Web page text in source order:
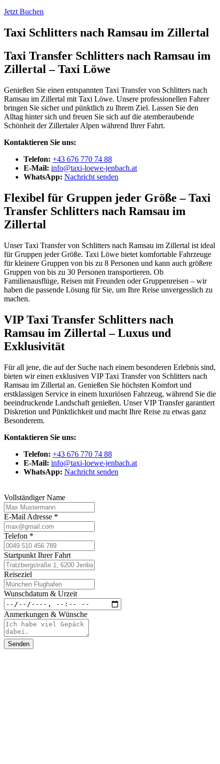
Jetzt Buchen
Taxi Schlitters nach Ramsau im Zillertal
Taxi Transfer Schlitters nach Ramsau im
Zillertal – Taxi Löwe
Genießen Sie einen entspannten Taxi Transfer von Schlitters nach
Ramsau im Zillertal mit Taxi Löwe. Unsere professionellen Fahrer
bringen Sie sicher und pünktlich zu Ihrem Ziel. Lassen Sie den
Alltag hinter sich und freuen Sie sich auf die atemberaubende
Schönheit der Zillertaler Alpen während Ihrer Fahrt.
Kontaktieren Sie uns:
Telefon: +43 676 770 74 88
E-Mail: info@taxi-loewe-jenbach.at
WhatsApp: Nachricht senden
Flexibel für Gruppen jeder Größe – Taxi
Transfer Schlitters nach Ramsau im
Zillertal
Unser Taxi Transfer von Schlitters nach Ramsau im Zillertal ist ideal
für Gruppen jeder Größe. Taxi Löwe bietet komfortable Fahrzeuge
für kleinere Gruppen von bis zu 8 Personen und kann auch größere
Gruppen von bis zu 30 Personen transportieren. Ob
Familienausflüge, Reisen mit Freunden oder Gruppenreisen – wir
haben die passende Lösung für Sie, um Ihre Reise unvergesslich zu
machen.
VIP Taxi Transfer Schlitters nach
Ramsau im Zillertal – Luxus und
Exklusivität
Für all jene, die auf der Suche nach einem besonderen Erlebnis sind,
bieten wir einen exklusiven VIP Taxi Transfer von Schlitters nach
Ramsau im Zillertal an. Genießen Sie höchsten Komfort und
erstklassigen Service in einem luxuriösen Fahrzeug, während Sie die
beeindruckende Landschaft genießen. Unser VIP Transfer garantiert
Diskretion und Pünktlichkeit und macht Ihre Reise zu etwas ganz
Besonderem.
Kontaktieren Sie uns:
Telefon: +43 676 770 74 88
E-Mail: info@taxi-loewe-jenbach.at
WhatsApp: Nachricht senden
Vollständiger Name
E-Mail Adresse *
Telefon *
Startpunkt Ihrer Fahrt
Reiseziel
Wunschdatum & Urzeit
Anmerkungen & Wünsche
Senden